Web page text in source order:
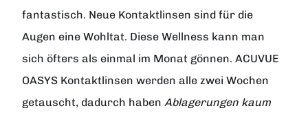
fantastisch. Neue Kontaktlinsen sind für die
Augen eine Wohltat. Diese Wellness kann man
sich öfters als einmal im Monat gönnen. ACUVUE
OASYS Kontaktlinsen werden alle zwei Wochen
getauscht, dadurch haben Ablagerungen kaum